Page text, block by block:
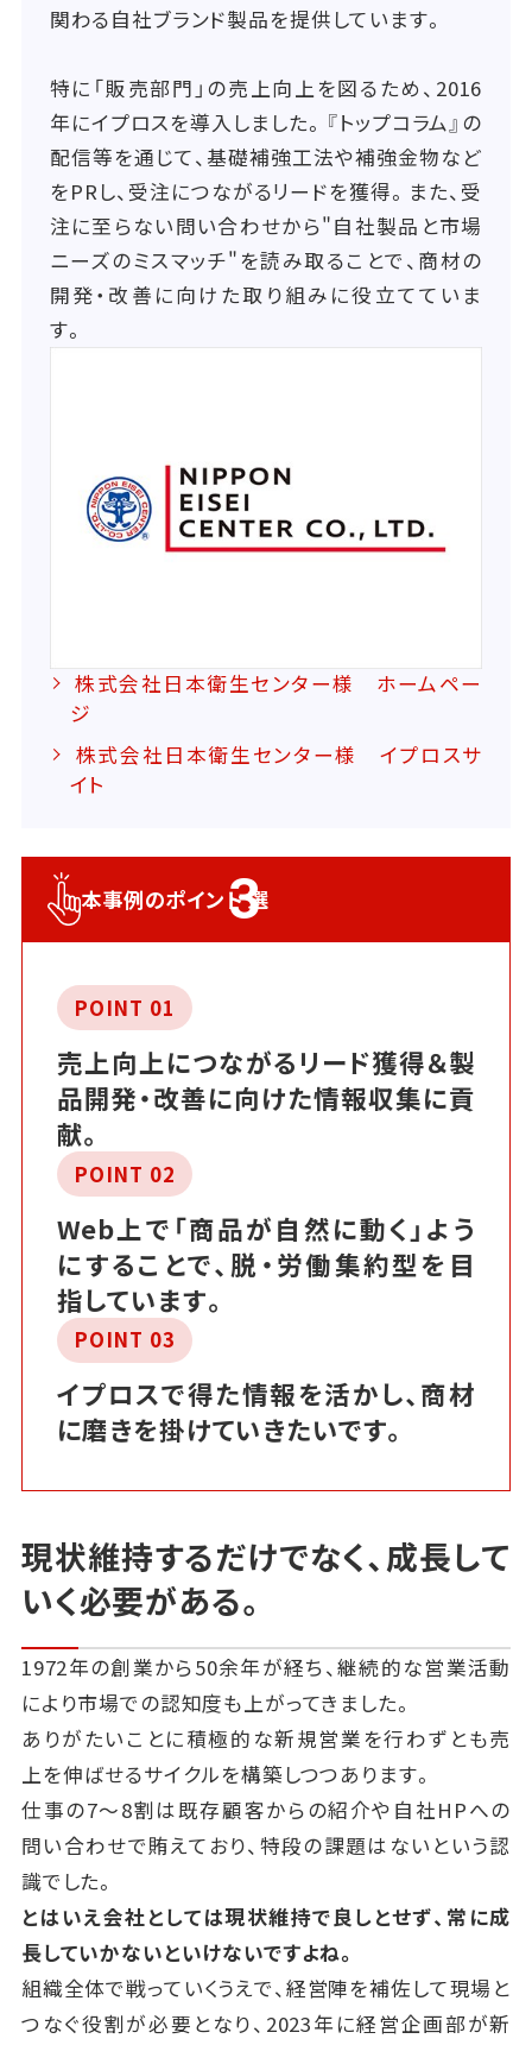
関わる自社ブランド製品を提供しています。
特に「販売部門」の売上向上を図るため、2016
年にイプロスを導入しました。『トップコラム』の
配信等を通じて、基礎補強工法や補強金物など
をPRし、受注につながるリードを獲得。また、受
注に至らない問い合わせから"自社製品と市場
ニーズのミスマッチ"を読み取ることで、商材の
開発・改善に向けた取り組みに役立てていま
す。
株式会社日本衛生センター様 ホームペー
ジ
株式会社日本衛生センター様 イプロスサ
イト
本事例のポイント3
選
POINT 01
売上向上につながるリード獲得＆製
品開発・改善に向けた情報収集に貢
献。
POINT 02
Web上で「商品が自然に動く」よう
にすることで、脱・労働集約型を目
指しています。
POINT 03
イプロスで得た情報を活かし、商材
に磨きを掛けていきたいです。
現状維持するだけでなく、成長して
いく必要がある。
1972年の創業から50余年が経ち、継続的な営業活動
により市場での認知度も上がってきました。
ありがたいことに積極的な新規営業を行わずとも売
上を伸ばせるサイクルを構築しつつあります。
仕事の7～8割は既存顧客からの紹介や自社HPへの
問い合わせで賄えており、特段の課題はないという認
識でした。
とはいえ会社としては現状維持で良しとせず、常に成
長していかないといけないですよね。
組織全体で戦っていくうえで、経営陣を補佐して現場と
つなぐ役割が必要となり、2023年に経営企画部が新